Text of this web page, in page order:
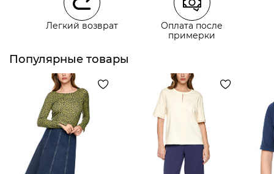
Самовывоз из пункта выдачи СДЭК
Легкий возврат
Оплата после
примерки
Популярные товары